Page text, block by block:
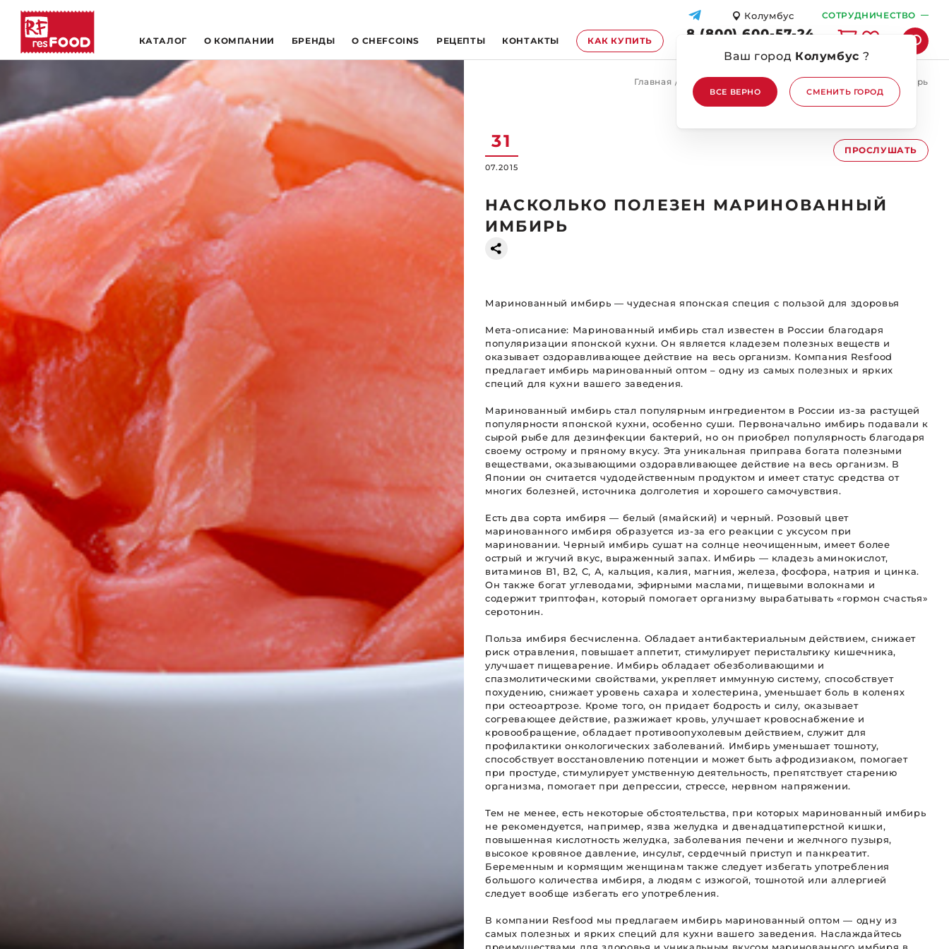
Колумбус
Ваш город Колумбус ?
ВСЕ ВЕРНО СМЕНИТЬ ГОРОД
СОТРУДНИЧЕСТВО
КАТАЛОГ О КОМПАНИИ БРЕНДЫ O CHEFCOINS РЕЦЕПТЫ КОНТАКТЫ КАК КУПИТЬ 8 (800) 600-57-24
Главная / Блог Насколько полезен маринованный имбирь
31
07.2015
ПРОСЛУШАТЬ
НАСКОЛЬКО ПОЛЕЗЕН МАРИНОВАННЫЙ
ИМБИРЬ
Маринованный имбирь — чудесная японская специя с пользой для здоровья
Мета-описание: Маринованный имбирь стал известен в России благодаря
популяризации японской кухни. Он является кладезем полезных веществ и
оказывает оздоравливающее действие на весь организм. Компания Resfood
предлагает имбирь маринованный оптом – одну из самых полезных и ярких
специй для кухни вашего заведения.
Маринованный имбирь стал популярным ингредиентом в России из-за растущей
популярности японской кухни, особенно суши. Первоначально имбирь подавали к
сырой рыбе для дезинфекции бактерий, но он приобрел популярность благодаря
своему острому и пряному вкусу. Эта уникальная приправа богата полезными
веществами, оказывающими оздоравливающее действие на весь организм. В
Японии он считается чудодейственным продуктом и имеет статус средства от
многих болезней, источника долголетия и хорошего самочувствия.
Есть два сорта имбиря — белый (ямайский) и черный. Розовый цвет
маринованного имбиря образуется из-за его реакции с уксусом при
мариновании. Черный имбирь сушат на солнце неочищенным, имеет более
острый и жгучий вкус, выраженный запах. Имбирь — кладезь аминокислот,
витаминов В1, В2, С, А, кальция, калия, магния, железа, фосфора, натрия и цинка.
Он также богат углеводами, эфирными маслами, пищевыми волокнами и
содержит триптофан, который помогает организму вырабатывать «гормон счастья»
серотонин.
Польза имбиря бесчисленна. Обладает антибактериальным действием, снижает
риск отравления, повышает аппетит, стимулирует перистальтику кишечника,
улучшает пищеварение. Имбирь обладает обезболивающими и
спазмолитическими свойствами, укрепляет иммунную систему, способствует
похудению, снижает уровень сахара и холестерина, уменьшает боль в коленях
при остеоартрозе. Кроме того, он придает бодрость и силу, оказывает
согревающее действие, разжижает кровь, улучшает кровоснабжение и
кровообращение, обладает противоопухолевым действием, служит для
профилактики онкологических заболеваний. Имбирь уменьшает тошноту,
способствует восстановлению потенции и может быть афродизиаком, помогает
при простуде, стимулирует умственную деятельность, препятствует старению
организма, помогает при депрессии, стрессе, нервном напряжении.
Тем не менее, есть некоторые обстоятельства, при которых маринованный имбирь
не рекомендуется, например, язва желудка и двенадцатиперстной кишки,
повышенная кислотность желудка, заболевания печени и желчного пузыря,
высокое кровяное давление, инсульт, сердечный приступ и панкреатит.
Беременным и кормящим женщинам также следует избегать употребления
большого количества имбиря, а людям с изжогой, тошнотой или аллергией
следует вообще избегать его употребления.
В компании Resfood мы предлагаем имбирь маринованный оптом — одну из
самых полезных и ярких специй для кухни вашего заведения. Наслаждайтесь